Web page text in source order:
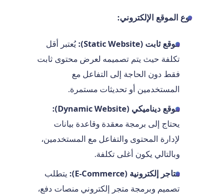
نوع الموقع الإلكتروني:
موقع ثابت (Static Website):
يُعتبر أقل
تكلفة حيث يتم تصميمه لعرض محتوى ثابت
فقط دون الحاجة إلى التفاعل مع
المستخدمين أو تحديثات مستمرة.
موقع ديناميكي (Dynamic Website):
يحتاج إلى برمجة معقدة وقاعدة بيانات
لإدارة المحتوى والتفاعل مع المستخدمين،
وبالتالي يكون أغلى تكلفة.
متاجر إلكترونية (E-Commerce):
يتطلب
تصميم وبرمجة متجر إلكتروني منصات دفع،